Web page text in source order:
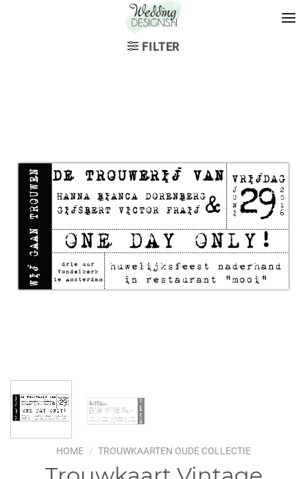
FILTER
HOME / TROUWKAARTEN OUDE COLLECTIE